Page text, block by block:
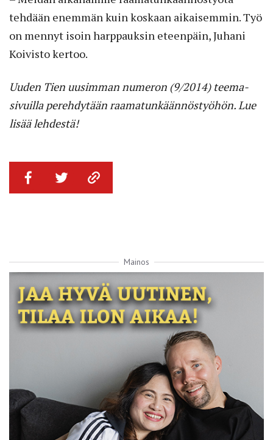
tehdään enemmän kuin koskaan aikaisemmin. Työ
on mennyt isoin harppauksin eteenpäin, Juhani
Koivisto kertoo.
Uuden Tien uusimman numeron (9/2014) teema-
sivuilla perehdytään raamatunkäännöstyöhön. Lue
lisää lehdestä!
Mainos